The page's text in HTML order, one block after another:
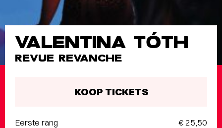
VALENTINA TÓTH
REVUE REVANCHE
KOOP TICKETS
Eerste rang € 25,50